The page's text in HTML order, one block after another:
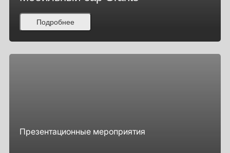
Подробнее
Презентационные мероприятия